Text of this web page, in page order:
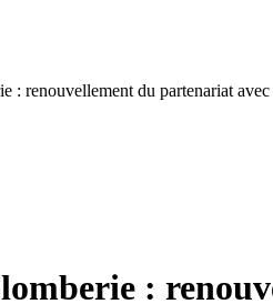
: renouvellement du partenariat
: